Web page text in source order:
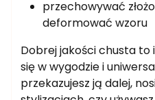
przechowywać
deformować wzoru
Dobrej jakości chusta
się w wygodzie i
przekazujesz ją dalej,